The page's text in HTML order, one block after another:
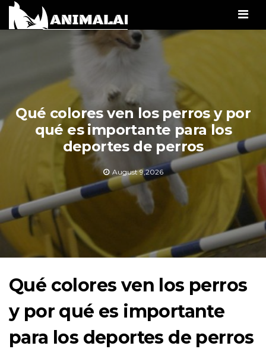
Qué colores ven los perros y por
qué es importante para los
deportes de perros
August 9,2026
Qué colores ven los perros
y por qué es importante
para los deportes de perros